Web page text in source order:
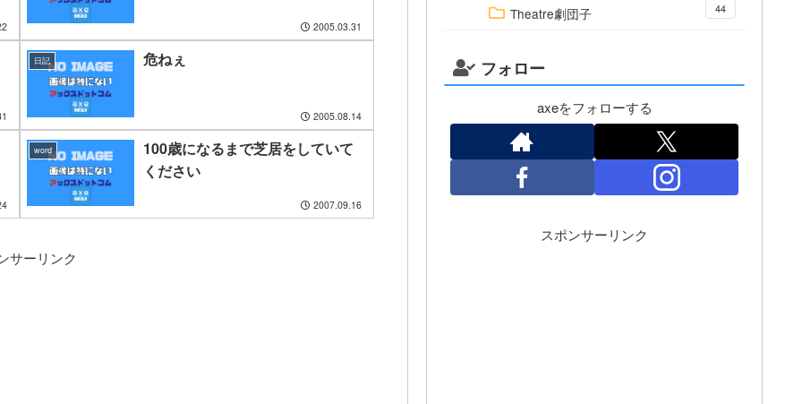
2005.03.31
日記 危ねぇ
2005.08.14
word
100歳になるまで芝居をしていて
ください
2007.09.16
サーリンク
Theatre劇団子 44
フォロー
axeをフォローする
スポンサーリンク